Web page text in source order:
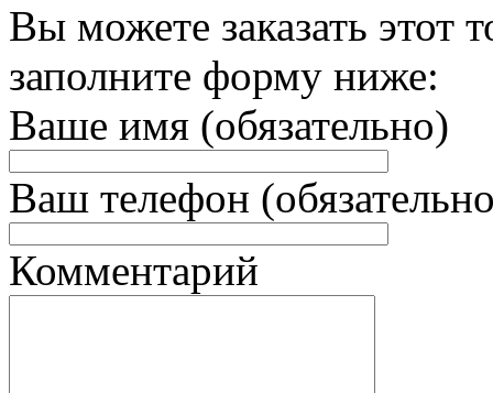
Вы можете заказать этот
заполните форму ниже:
Ваше имя (обязательно)
Ваш телефон
Комментарий